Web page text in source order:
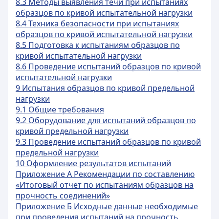
образцов по кривой испытательной нагрузки
8.4 Техника безопасности при испытаниях
образцов по кривой испытательной нагрузки
8.5 Подготовка к испытаниям образцов по
кривой испытательной нагрузки
8.6 Проведение испытаний образцов по кривой
испытательной нагрузки
9 Испытания образцов по кривой предельной
нагрузки
9.1 Общие требования
9.2 Оборудование для испытаний образцов по
кривой предельной нагрузки
9.3 Проведение испытаний образцов по кривой
предельной нагрузки
10 Оформление результатов испытаний
Приложение А Рекомендации по составлению
«Итоговый отчет по испытаниям образцов на
прочность соединений»
Приложение Б Исходные данные необходимые